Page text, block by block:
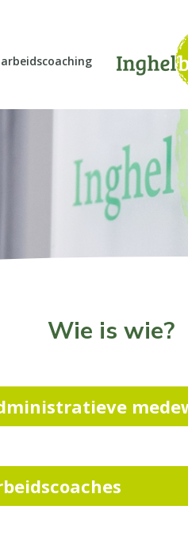
arbeidscoaching
Wie is wie?